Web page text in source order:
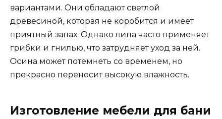
вариантами. Они обладают светлой
древесиной, которая не коробится и имеет
приятный запах. Однако липа часто применяет
грибки и гнилью, что затрудняет уход за ней.
Осина может потемнеть со временем, но
прекрасно переносит высокую влажность.
Изготовление мебели для бани